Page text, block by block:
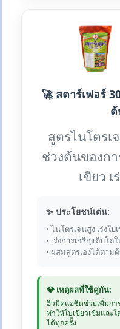
🚀 สตาร์เฟอร์
ต้
สูตรไนโตรเ
ช่วงต้นของกา
เขียว
✨ ประโยชน์เด่น:
• ไนโตรเจนสูง เร่งใบ
• เร่งการเจริญเติบโต
• ผสมสูตรเองได้ตาม
💎 เหตุผลที่ใช้คู่กัน:
ฮิวมิคแอซิดช่วยเพิ่มกา
ทำให้ใบเขียวเข้มและ
ได้ทุกครั้ง